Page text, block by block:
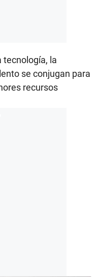
tecnología, la
se conjugan para
recursos